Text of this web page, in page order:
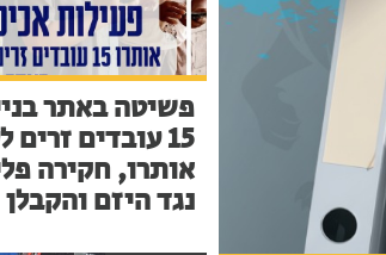
פשיטה באתר
15 עובדים
אותרו, חקירה
נגד היזם והקבלן